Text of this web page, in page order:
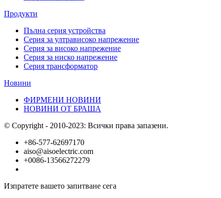
Продукти
Пълна серия устройства
Серия за ултрависоко напрежение
Серия за високо напрежение
Серия за ниско напрежение
Серия трансформатор
Новини
ФИРМЕНИ НОВИНИ
НОВИНИ ОТ БРАША
© Copyright - 2010-2023: Всички права запазени.
+86-577-62697170
aiso@aisoelectric.com
+0086-13566272279
Изпратете вашето запитване сега